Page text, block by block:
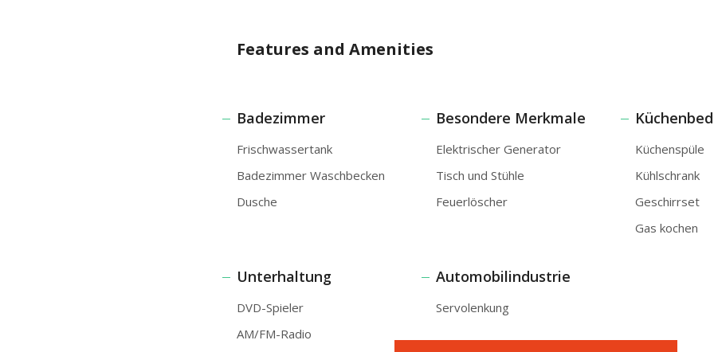
Features and Amenities
Badezimmer
Frischwassertank
Badezimmer Waschbecken
Dusche
Besondere Merkmale
Elektrischer Generator
Tisch und Stühle
Feuerlöscher
Küchenspüle
Kühlschrank
Geschirrset
Gas kochen
Unterhaltung
DVD-Spieler
AM/FM-Radio
Automobilindustrie
Servolenkung